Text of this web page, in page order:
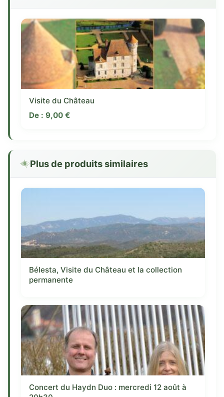
Visite du Château
De : 9,00 €
Plus de produits similaires
Bélesta, Visite du Château et la collection
permanente
Concert du Haydn Duo : mercredi 12 août à